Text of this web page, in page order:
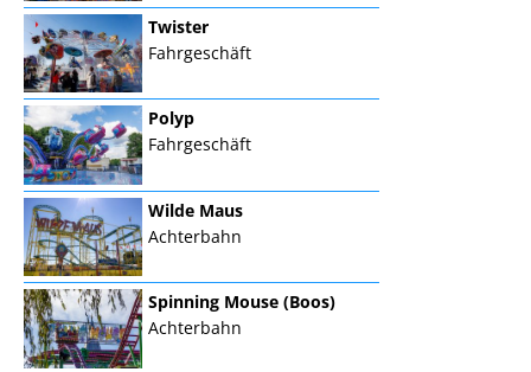
Twister
Fahrgeschäft
Polyp
Fahrgeschäft
Wilde Maus
Achterbahn
Spinning Mouse (Boos)
Achterbahn